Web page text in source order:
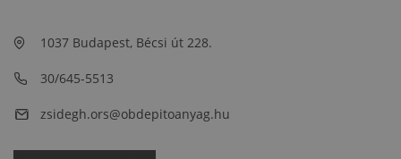
1037 Budapest, Bécsi út 228.
30/645-5513
zsidegh.ors@obdepitoanyag.hu